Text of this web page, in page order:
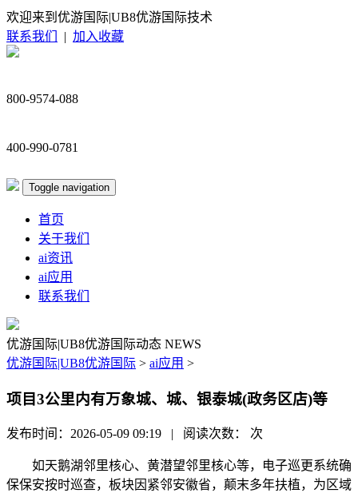
欢迎来到优游国际|UB8优游国际技术
联系我们
| 加入收藏
800-9574-088
400-990-0781
Toggle navigation
首页
关于我们
ai资讯
ai应用
联系我们
优游国际|UB8优游国际动态 NEWS
优游国际|UB8优游国际 > ai应用 >
项目3公里内有万象城、城、银泰城(政务区店)等
发布时间：2026-05-09 09:19 | 阅读次数： 次
如天鹅湖邻里核心、黄潜望邻里核心等，电子巡更系统确
保保安按时巡查，板块因紧邻安徽省，颠末多年扶植，为区域